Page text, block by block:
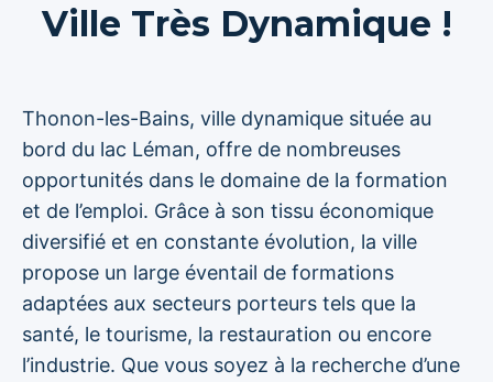
Ville Très Dynamique !
Thonon-les-Bains, ville dynamique située au
bord du lac Léman, offre de nombreuses
opportunités dans le domaine de la formation
et de l’emploi. Grâce à son tissu économique
diversifié et en constante évolution, la ville
propose un large éventail de formations
adaptées aux secteurs porteurs tels que la
santé, le tourisme, la restauration ou encore
l’industrie. Que vous soyez à la recherche d’une